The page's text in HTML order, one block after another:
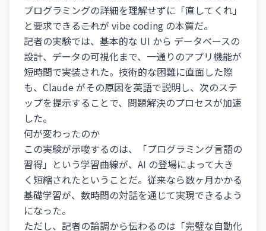
プログラミングの詳細を理解せずに「直してくれ」
と要求できる――これが vibe coding の本質だ。
記者の実験では、基本的な UI から データベースの
設計、データの可視化まで、一通りのアプリ機能が
短時間で実装された。技術的な困難に直面した際
も、Claude がその原因を英語で説明し、次のステ
ップを提示することで、問題解決のプロセスが加速
した。
何が変わったのか
この実験が示唆するのは、「プログラミング言語の
習得」という学習曲線が、AI の登場によって大き
く短縮されたということだ。従来なら数ヶ月かかる
基礎学習が、数時間の対話を通じて実現できるよう
になった。
ただし、記者の論調から伝わるのは「完璧な自動化